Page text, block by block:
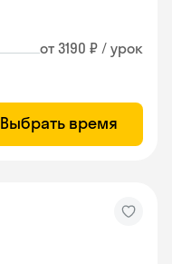
от 3190 ₽ / урок
Выбрать время